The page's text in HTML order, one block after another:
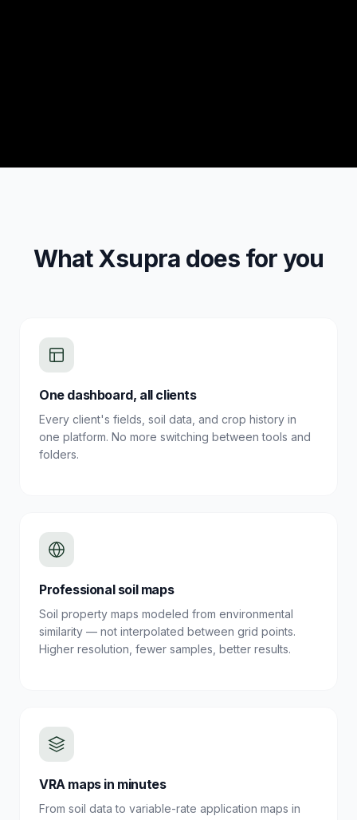
What Xsupra does for you
One dashboard, all clients
Every client's fields, soil data, and crop history in
one platform. No more switching between tools and
folders.
Professional soil maps
Soil property maps modeled from environmental
similarity — not interpolated between grid points.
Higher resolution, fewer samples, better results.
VRA maps in minutes
From soil data to variable-rate application maps in